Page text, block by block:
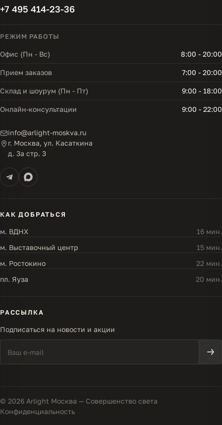
+7 495 414-23-36
РЕЖИМ РАБОТЫ
Офис (Пн - Вс) 8:00 - 20:00
Прием заказов 7:00 - 20:00
Склад и шоурум (Пн - Пт) 9:00 - 18:00
Онлайн-консультации 9:00 - 22:00
info@arlight-moskva.ru
г. Москва, ул. Касаткина
д. 3а стр. 3
КАК ДОБРАТЬСЯ
м. ВДНХ
16 мин.
м. Выставочный центр
15 мин.
м. Ростокино
22 мин.
пл. Яуза
20 мин.
РАССЫЛКА
Подписаться на новости и акции
© 2026 Arlight Москва — Совершенство света
Конфиденциальность